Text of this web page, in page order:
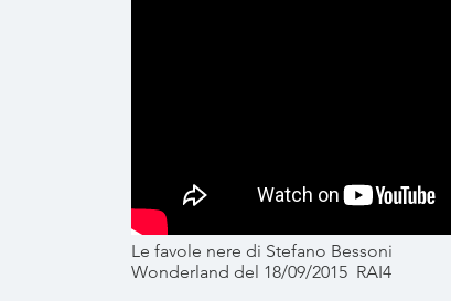
Le favole nere di Stefano Bessoni
Wonderland del 18/09/2015 RAI4